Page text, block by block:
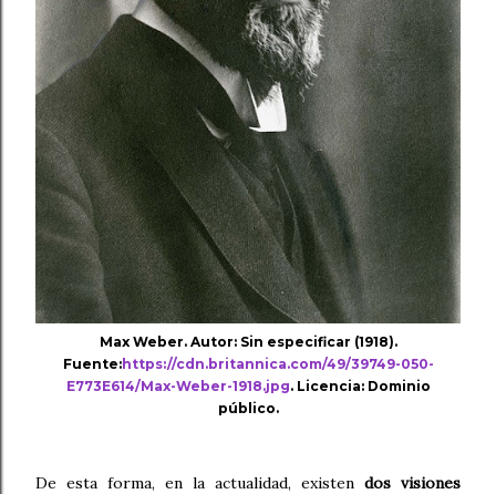
Max Weber. Autor: Sin especificar (1918).
Fuente:https://cdn.britannica.com/49/39749-050-
E773E614/Max-Weber-1918.jpg. Licencia: Dominio
público.
De esta forma, en la actualidad, existen dos visiones